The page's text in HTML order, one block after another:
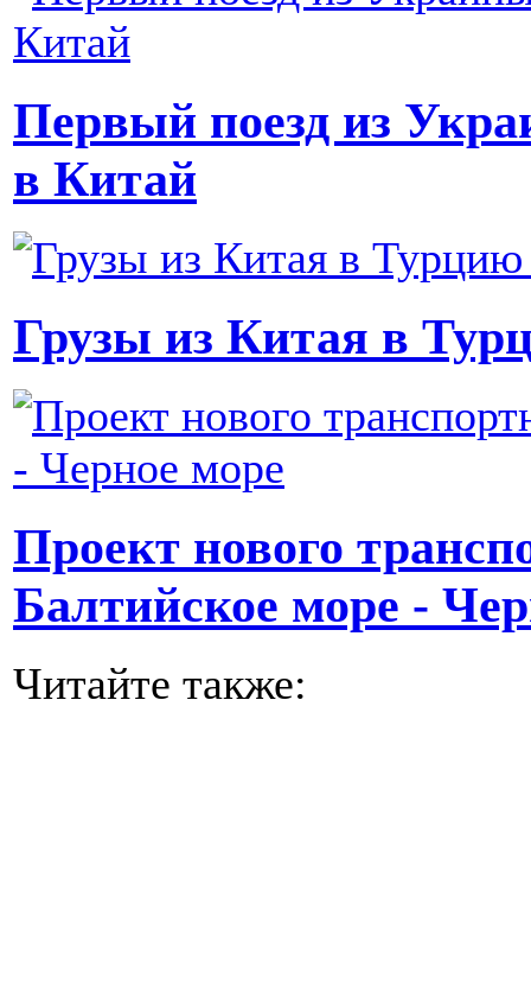
Первый поезд из
в Китай
Грузы из Китая в
Проект нового
Балтийское море -
Читайте также: